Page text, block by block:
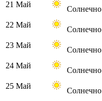
21 Май
Солнечно
22 Май
Солнечно
23 Май
Солнечно
24 Май
Солнечно
25 Май
Солнечно